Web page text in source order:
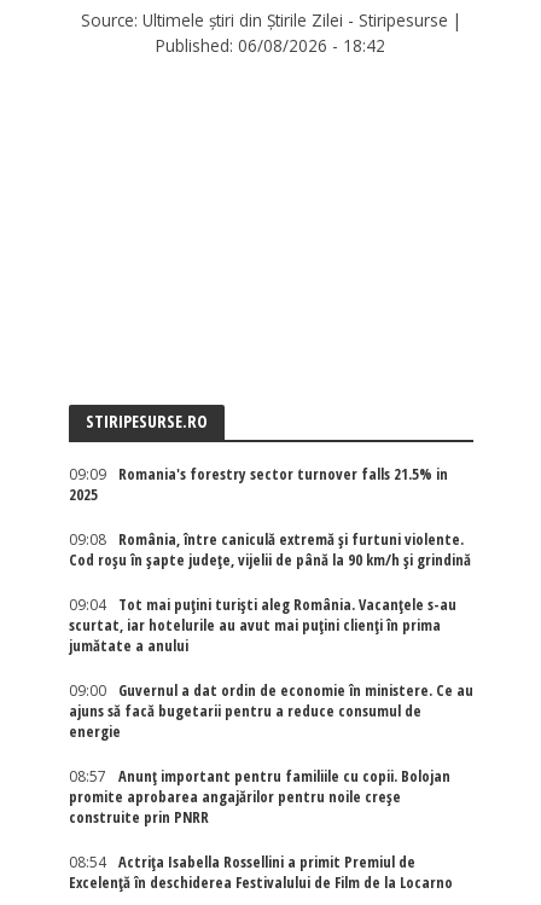
Source: Ultimele știri din Știrile Zilei - Stiripesurse |
Published: 06/08/2026 - 18:42
STIRIPESURSE.RO
09:09
Romania's forestry sector turnover falls 21.5% in
2025
09:08
România, între caniculă extremă și furtuni violente.
Cod roșu în șapte județe, vijelii de până la 90 km/h și grindină
09:04
Tot mai puțini turiști aleg România. Vacanțele s-au
scurtat, iar hotelurile au avut mai puțini clienți în prima
jumătate a anului
09:00
Guvernul a dat ordin de economie în ministere. Ce au
ajuns să facă bugetarii pentru a reduce consumul de
energie
08:57
Anunț important pentru familiile cu copii. Bolojan
promite aprobarea angajărilor pentru noile creșe
construite prin PNRR
08:54
Actriţa Isabella Rossellini a primit Premiul de
Excelenţă în deschiderea Festivalului de Film de la Locarno